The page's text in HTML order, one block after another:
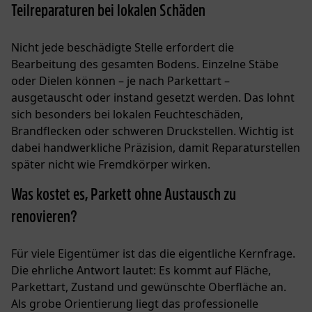
Teilreparaturen bei lokalen Schäden
Nicht jede beschädigte Stelle erfordert die
Bearbeitung des gesamten Bodens. Einzelne Stäbe
oder Dielen können – je nach Parkettart –
ausgetauscht oder instand gesetzt werden. Das lohnt
sich besonders bei lokalen Feuchteschäden,
Brandflecken oder schweren Druckstellen. Wichtig ist
dabei handwerkliche Präzision, damit Reparaturstellen
später nicht wie Fremdkörper wirken.
Was kostet es, Parkett ohne Austausch zu
renovieren?
Für viele Eigentümer ist das die eigentliche Kernfrage.
Die ehrliche Antwort lautet: Es kommt auf Fläche,
Parkettart, Zustand und gewünschte Oberfläche an.
Als grobe Orientierung liegt das professionelle